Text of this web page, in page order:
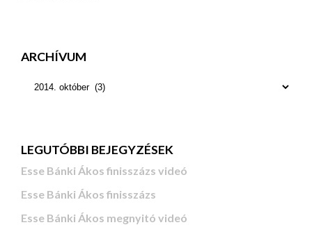
ARCHÍVUM
LEGUTÓBBI BEJEGYZÉSEK
Esse Bánki Ákos finisszázs videó
Esse Bánki Ákos finisszázs
Esse Bánki Ákos megnyitó videó